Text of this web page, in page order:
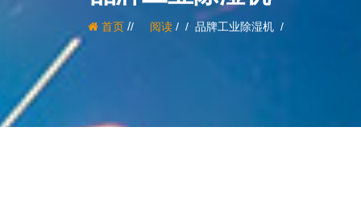
首页/ 阅读/ 品牌工业除湿机